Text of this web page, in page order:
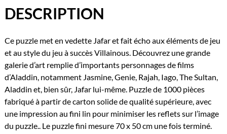
DESCRIPTION
Ce puzzle met en vedette Jafar et fait écho aux éléments de jeu
et au style du jeu à succès Villainous. Découvrez une grande
galerie d’art remplie d’importants personnages de films
d’Aladdin, notamment Jasmine, Genie, Rajah, Iago, The Sultan,
Aladdin et, bien sûr, Jafar lui-même. Puzzle de 1000 pièces
fabriqué à partir de carton solide de qualité supérieure, avec
une impression au fini lin pour minimiser les reflets sur l’image
du puzzle.. Le puzzle fini mesure 70 x 50 cm une fois terminé.